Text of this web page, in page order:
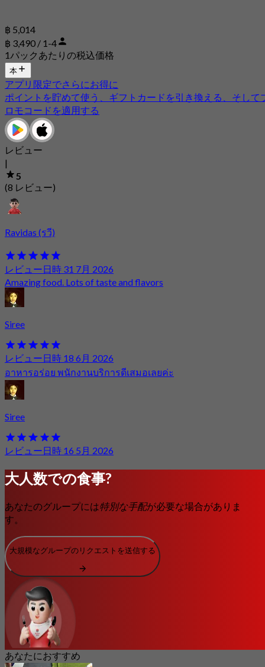
฿ 5,014
฿ 3,490 / 1-4
1パックあたりの税込価格
本
アプリ限定でさらにお得に
ポイントを貯めて使う、ギフトカードを引き換える、そして
ロモコードを適用する
レビュー
|
5
(8 レビュー)
Ravidas (รวี)
レビュー日時 31 7月 2026
Amazing food. Lots of taste and flavors
Siree
レビュー日時 18 6月 2026
อาหารอร่อย พนักงานบริการดีเสมอเลยค่ะ
Siree
レビュー日時 16 5月 2026
大人数での食事?
あなたのグループには特別な手配が必要な場合がありま
す。
大規模なグループのリクエストを送信する
あなたにおすすめ